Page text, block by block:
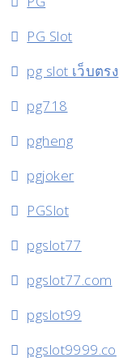
PG Slot
pg slot เว็บตรง
pg718
pgheng
pgjoker
PGSlot
pgslot77
pgslot77.com
pgslot99
pgslot9999.co